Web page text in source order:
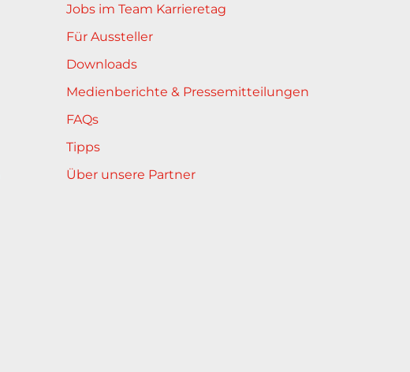
Jobs im Team Karrieretag
Für Aussteller
Downloads
Medienberichte & Pressemitteilungen
FAQs
Tipps
Über unsere Partner